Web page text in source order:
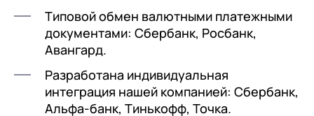
Типовой обмен валютными платежными
документами: Сбербанк, Росбанк,
Авангард.
Разработана индивидуальная
интеграция нашей компанией: Сбербанк,
Альфа-банк, Тинькофф, Точка.